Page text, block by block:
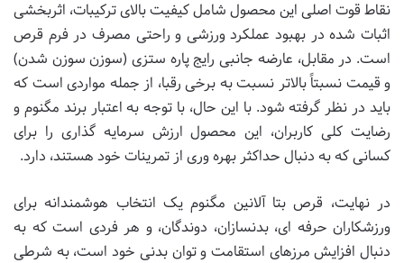
نقاط قوت اصلی این محصول شامل کیفیت بالای ترکیبات، اثربخشی
اثبات شده در بهبود عملکرد ورزشی و راحتی مصرف در فرم قرص
است. در مقابل، عارضه جانبی رایج پاره ستزی (سوزن سوزن شدن)
و قیمت نسبتاً بالاتر نسبت به برخی رقبا، از جمله مواردی است که
باید در نظر گرفته شود. با این حال، با توجه به اعتبار برند مگنوم و
رضایت کلی کاربران، این محصول ارزش سرمایه گذاری را برای
کسانی که به دنبال حداکثر بهره وری از تمرینات خود هستند، دارد.
در نهایت، قرص بتا آلانین مگنوم یک انتخاب هوشمندانه برای
ورزشکاران حرفه ای، بدنسازان، دوندگان، و هر فردی است که به
دنبال افزایش مرزهای استقامت و توان بدنی خود است، به شرطی